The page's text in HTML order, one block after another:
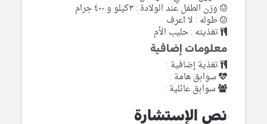
وزن الطفل عند الولادة : ٣كيلو و ٤٠٠ جرام
طوله : لا اعرف
تغذيته : حليب الأم
معلومات إضافية
تغذية إضافية :
سوابق هامة :
سوابق عائلية :
نص الإستشارة